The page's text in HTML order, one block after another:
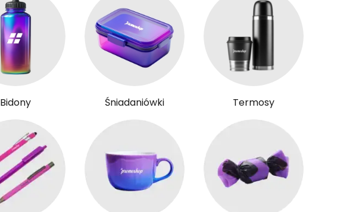
Bidony Śniadaniówki Termosy